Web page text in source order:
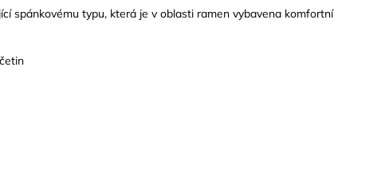
spánkovému typu, která je v oblasti ramen vybavena komfortní